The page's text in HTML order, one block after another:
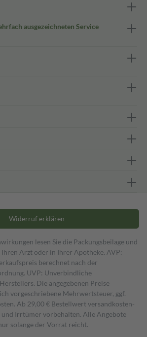
ausgezeichneten Service
Widerruf erklären
lesen Sie die Packungsbeilage und
Arzt oder in Ihrer Apotheke. AVP:
berechnet nach der
UVP: Unverbindliche
Die angegebenen Preise
vorgeschriebene Mehrwertsteuer, ggf.
Ab 29,00 € Bestell­wert versand­kosten­
Irrtümer vorbehalten. Alle Angebote
solange der Vorrat reicht.